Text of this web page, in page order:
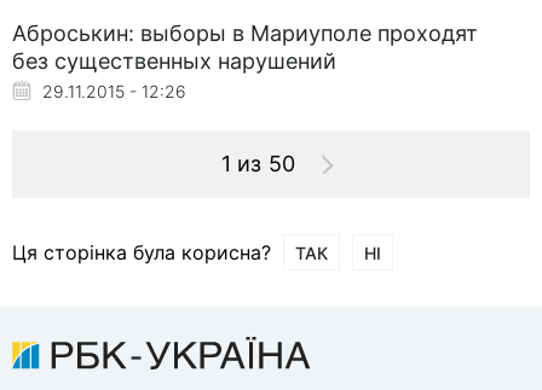
Аброськин: выборы в Мариуполе проходят
без существенных нарушений
29.11.2015 - 12:26
1 из 50
Ця сторінка була корисна? ТАК НІ